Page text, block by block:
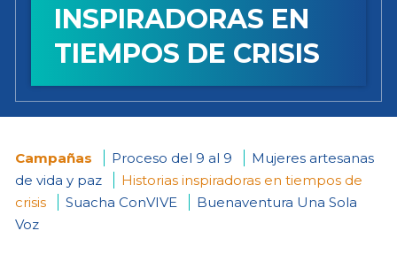
INSPIRADORAS EN
TIEMPOS DE CRISIS
You
are
Campañas Proceso del 9 al 9
Mujeres artesanas
de vida y paz
Historias inspiradoras en tiempos de
crisis
Suacha ConVIVE
Buenaventura Una Sola
Voz